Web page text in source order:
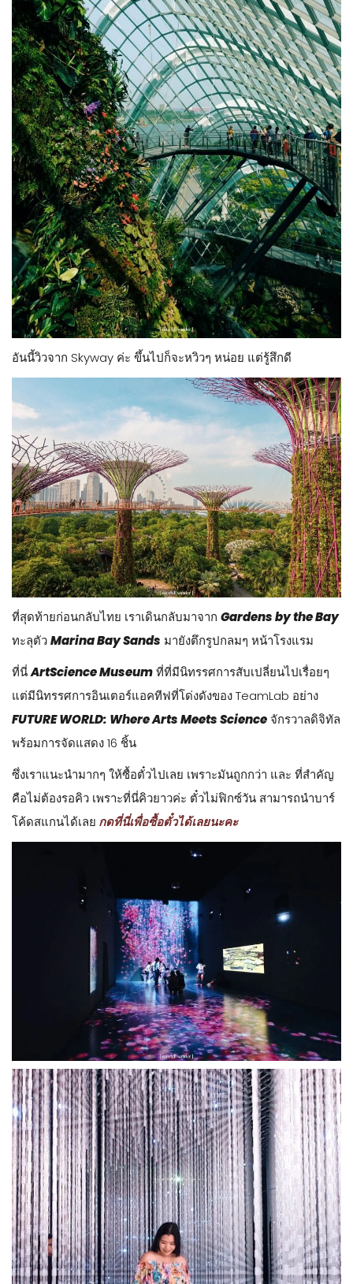
อันนี้วิวจาก Skyway ค่ะ ขึ้นไปก็จะหวิวๆ หน่อย แต่รู้สึกดี
ที่สุดท้ายก่อนกลับไทย เราเดินกลับมาจาก Gardens by the Bay
ทะลุตัวMarina Bay Sands มายังตึกรูปกลมๆ หน้าโรงแรม
ที่นี่ArtScience Museumที่ที่มีนิทรรศการสับเปลี่ยนไปเรื่อยๆ
แต่มีนิทรรศการอินเตอร์แอคทีฟที่โด่งดังของ TeamLab อย่าง
FUTURE WORLD: Where Arts Meets Science จักรวาลดิจิทัล
พร้อมการจัดแสดง 16 ชิ้น
ซึ่งเราแนะนำมากๆ ให้ซื้อตั๋วไปเลย เพราะมันถูกกว่า และ ที่สำคัญ
คือไม่ต้องรอคิว เพราะที่นี่คิวยาวค่ะ ตั๋วไม่ฟิกซ์วัน สามารถนำบาร์
โค้ดสแกนได้เลย กดที่นี่เพื่อซื้อตั๋วได้เลยนะคะ